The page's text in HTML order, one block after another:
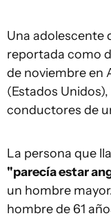
Una adolescente
reportada como
de noviembre en
(Estados
conductores de
La persona que
"parecía estar
un hombre
hombre de 61